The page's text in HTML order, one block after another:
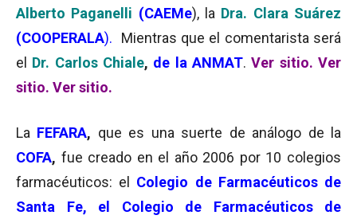
Alberto Paganelli (CAEMe), la Dra. Clara Suárez
(COOPERALA). Mientras que el comentarista será
el Dr. Carlos Chiale, de la ANMAT.Ver sitio.Ver
sitio. Ver sitio.
La FEFARA, que es una suerte de análogo de la
COFA, fue creado en el año 2006 por 10 colegios
farmacéuticos: el Colegio de Farmacéuticos de
Santa Fe, el Colegio de Farmacéuticos de